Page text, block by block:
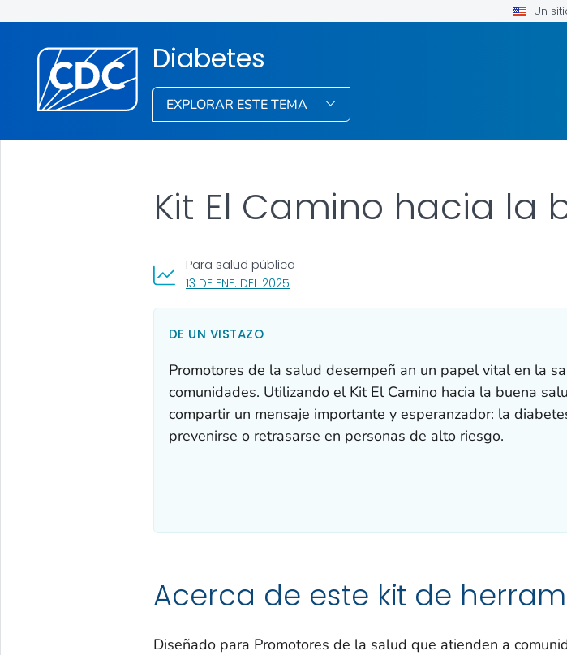
Un
Diabetes
EXPLORAR ESTE TEMA
Kit El Camino hacia la
13 DE ENE. DEL 2025, VISIT LINK FOR DETAILS.
Para salud pública
DE UN VISTAZO
Promotores de la salud desempeñ an un papel vital en la
comunidades. Utilizando el Kit El Camino hacia la buena
compartir un mensaje importante y esperanzador: la
prevenirse o retrasarse en personas de alto riesgo.
Acerca de este kit de
Diseñado para Promotores de la salud que atienden a